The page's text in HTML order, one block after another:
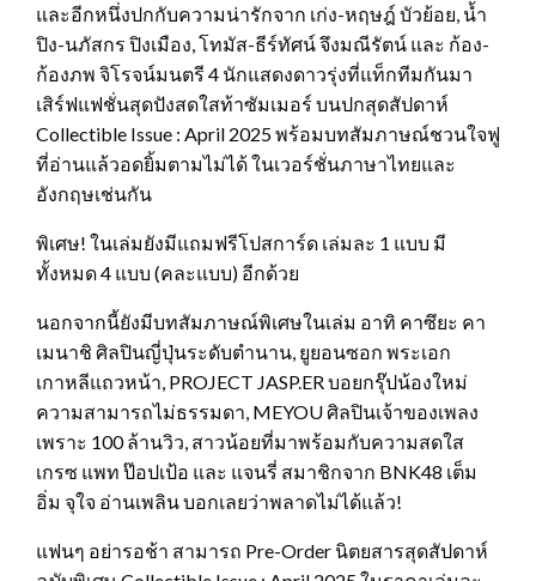
และอีกหนึ่งปกกับความน่ารักจาก เก่ง-หฤษฎ์ บัวย้อย, น้ำ
ปิง-นภัสกร ปิงเมือง, โทมัส-ธีร์ทัศน์ จึงมณีรัตน์ และ ก้อง-
ก้องภพ จิโรจน์มนตรี 4 นักแสดงดาวรุ่งที่แท็กทีมกันมา
เสิร์ฟแฟชั่นสุดปังสดใสท้าซัมเมอร์ บนปกสุดสัปดาห์
Collectible Issue : April 2025 พร้อมบทสัมภาษณ์ชวนใจฟู
ที่อ่านแล้วอดยิ้มตามไม่ได้ ในเวอร์ชั่นภาษาไทยและ
อังกฤษเช่นกัน
พิเศษ! ในเล่มยังมีแถมฟรีโปสการ์ด เล่มละ 1 แบบ มี
ทั้งหมด 4 แบบ (คละแบบ) อีกด้วย
นอกจากนี้ยังมีบทสัมภาษณ์พิเศษในเล่ม อาทิ คาซึยะ คา
เมนาชิ ศิลปินญี่ปุ่นระดับตำนาน, ยูยอนซอก พระเอก
เกาหลีแถวหน้า, PROJECT JASP.ER บอยกรุ๊ปน้องใหม่
ความสามารถไม่ธรรมดา, MEYOU ศิลปินเจ้าของเพลง
เพราะ 100 ล้านวิว, สาวน้อยที่มาพร้อมกับความสดใส
เกรซ แพท ป๊อปเป้อ และ แจนรี่ สมาชิกจาก BNK48 เต็ม
อิ่ม จุใจ อ่านเพลิน บอกเลยว่าพลาดไม่ได้แล้ว!
แฟนๆ อย่ารอช้า สามารถ Pre-Order นิตยสารสุดสัปดาห์